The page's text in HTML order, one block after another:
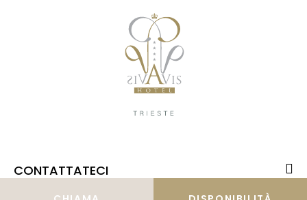
CONTATTATECI